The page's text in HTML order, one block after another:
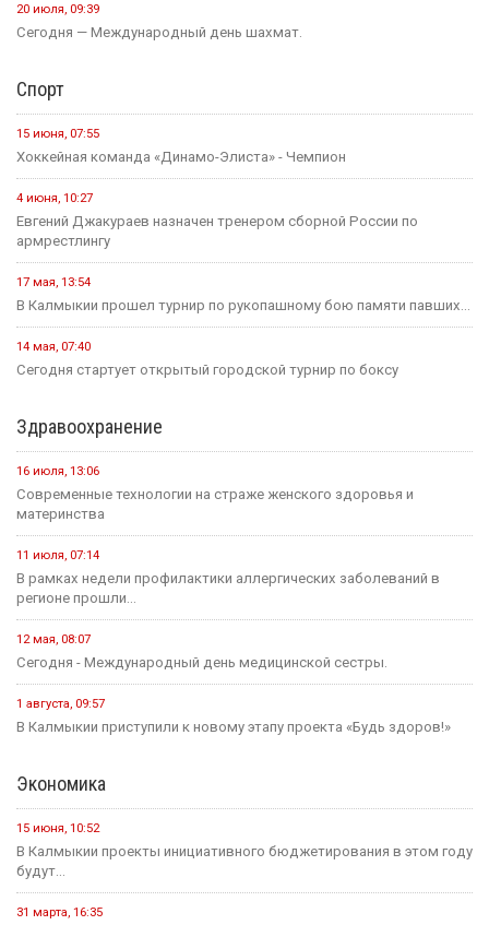
20 июля, 09:39
Сегодня — Международный день шахмат.
Спорт
15 июня, 07:55
Хоккейная команда «Динамо-Элиста» - Чемпион
4 июня, 10:27
Евгений Джакураев назначен тренером сборной России по
армрестлингу
17 мая, 13:54
В Калмыкии прошел турнир по рукопашному бою памяти павших...
14 мая, 07:40
Сегодня стартует открытый городской турнир по боксу
Здравоохранение
16 июля, 13:06
Современные технологии на страже женского здоровья и
материнства
11 июля, 07:14
В рамках недели профилактики аллергических заболеваний в
регионе прошли...
12 мая, 08:07
Сегодня - Международный день медицинской сестры.
1 августа, 09:57
В Калмыкии приступили к новому этапу проекта «Будь здоров!»
Экономика
15 июня, 10:52
В Калмыкии проекты инициативного бюджетирования в этом году
будут...
31 марта, 16:35